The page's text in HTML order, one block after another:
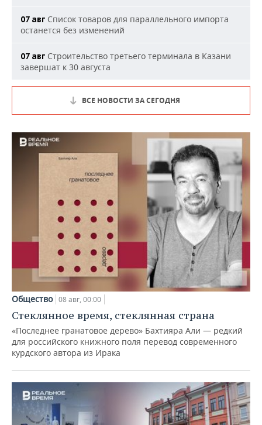
07 авг Список товаров для параллельного импорта
останется без изменений
07 авг Строительство третьего терминала в Казани
завершат к 30 августа
ВСЕ НОВОСТИ ЗА СЕГОДНЯ
Общество 08 авг, 00:00
Стеклянное время, стеклянная страна
«Последнее гранатовое дерево» Бахтияра Али — редкий
для российского книжного поля перевод современного
курдского автора из Ирака